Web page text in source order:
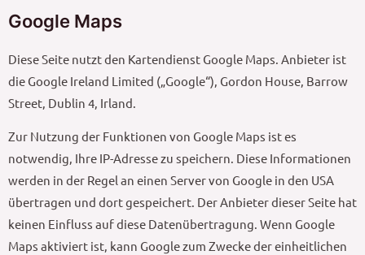
Google Maps
Diese Seite nutzt den Kartendienst Google Maps. Anbieter ist
die Google Ireland Limited („Google“), Gordon House, Barrow
Street, Dublin 4, Irland.
Zur Nutzung der Funktionen von Google Maps ist es
notwendig, Ihre IP-Adresse zu speichern. Diese Informationen
werden in der Regel an einen Server von Google in den USA
übertragen und dort gespeichert. Der Anbieter dieser Seite hat
keinen Einfluss auf diese Datenübertragung. Wenn Google
Maps aktiviert ist, kann Google zum Zwecke der einheitlichen